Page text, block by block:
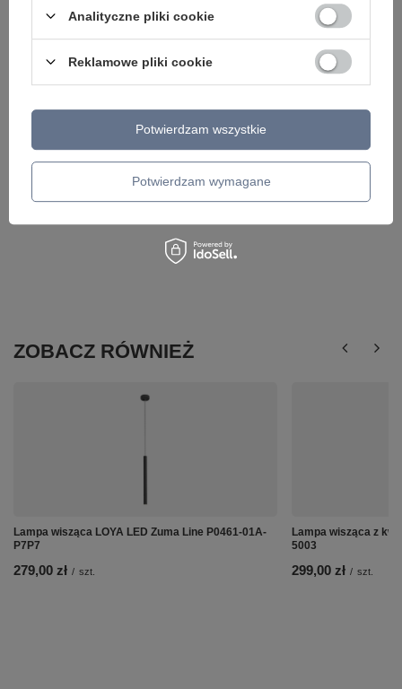
Lampa wisząca czarna LED przypominająca
ZOBACZ RÓWNIEŻ
Lampa wisząca LOYA LED Zuma Line P0461-01A-
P7P7
279,00 zł / szt.
Lampa wisząca z
5003
299,00 zł / szt.
Analityczne pliki cookie
Reklamowe pliki cookie
Potwierdzam wymagane
Potwierdzam wszystkie